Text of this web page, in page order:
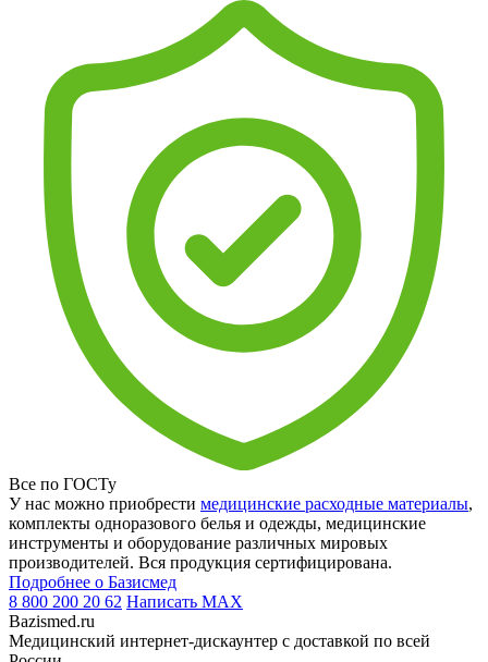
Все по ГОСТу
У нас можно приобрести медицинские расходные материалы,
комплекты одноразового белья и одежды, медицинские
инструменты и оборудование различных мировых
производителей. Вся продукция сертифицирована.
Подробнее о Базисмед
8 800 200 20 62 Написать MAX
Bazismed.ru
Медицинский интернет-дискаунтер с доставкой по всей